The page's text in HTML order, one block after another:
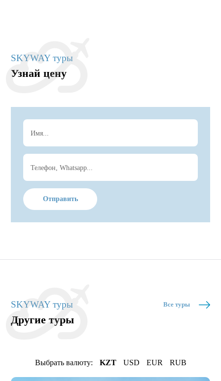
SKYWAY туры
Узнай цену
Отправить
SKYWAY туры Все туры
Другие туры
Выбрать валюту: KZT USD EUR RUB